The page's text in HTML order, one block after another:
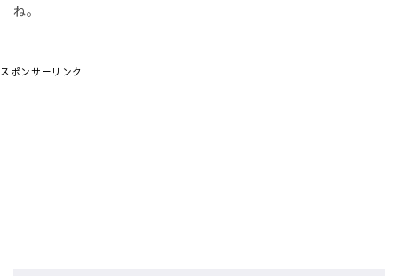
ね。
スポンサーリンク